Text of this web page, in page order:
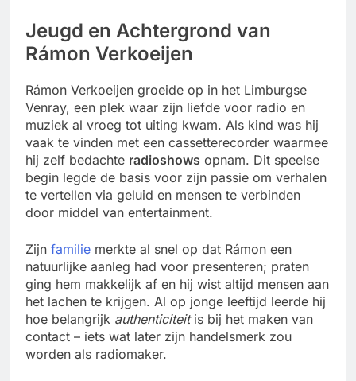
Jeugd en Achtergrond van
Rámon Verkoeijen
Rámon Verkoeijen groeide op in het Limburgse
Venray, een plek waar zijn liefde voor radio en
muziek al vroeg tot uiting kwam. Als kind was hij
vaak te vinden met een cassetterecorder waarmee
hij zelf bedachte radioshows opnam. Dit speelse
begin legde de basis voor zijn passie om verhalen
te vertellen via geluid en mensen te verbinden
door middel van entertainment.
Zijn familie merkte al snel op dat Rámon een
natuurlijke aanleg had voor presenteren; praten
ging hem makkelijk af en hij wist altijd mensen aan
het lachen te krijgen. Al op jonge leeftijd leerde hij
hoe belangrijk authenticiteitis bij het maken van
contact – iets wat later zijn handelsmerk zou
worden als radiomaker.